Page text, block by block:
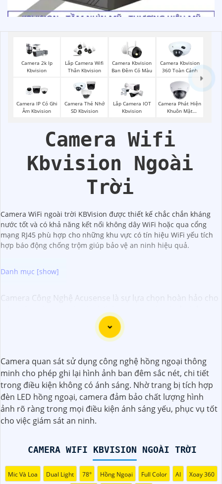
Camera 2k Ip
Kbvision
Lắp Camera Wifi
Thân Kbvision
Camera Kbvision
Ban Đêm Có Màu
Camera Kbvision
360 Toàn Cảnh
Camera IP Có Ghi
Âm Kbvision
Camera Thẻ Nhớ
SD Kbvision
Lắp Camera IOT
Kbvision
Camera Phát Hiện
Khuôn Mặt
Camera Wifi
Kbvision Ngoài
Trời
Camera WiFi ngoài trời KBVision được thiết kế chắc chắn kháng
nước tốt và có khả năng kết nối không dây WiFi hoặc qua cổng
mạng RJ45 phù hợp cho những khu vực có tín hiệu WiFi yếu tích
hợp báo động chống trộm giúp bảo vệ an ninh hiệu quả.
Camera Công Nghệ Acusense là sự lựa chọn hoàn hảo cho
việc giám sát an ninh với chất lượng cao và giá cả phải
chăng. Với công nghệ Acusense tiên tiến, camera có khả
năng nhận diện và phân biệt chính xác giữa con người và
thời, chất lượng hình ảnh sắc nét và độ phân giải cao giúp
bạn quan sát mọi góc độ một cách rõ ràng. Khám phá
ngay và đầu tư vào Camera Acusense để bảo vệ tài sản và
gia đình của bạn ngay hôm nay!
Camera quan sát sử dụng công nghệ hồng ngoại thông
minh cho phép ghi lại hình ảnh ban đêm sắc nét, chi tiết
trong điều kiện không có ánh sáng. Nhờ trang bị tích hợp
đèn LED hồng ngoại, camera đảm bảo chất lượng hình
ảnh rõ ràng trong mọi điều kiện ánh sáng yếu, phục vụ tốt
cho việc giám sát an ninh.
CAMERA WIFI KBVISION NGOÀI TRỜI
Mic Và Loa Dual Light 78° Hồng Ngoại Full Color AI Xoay 360